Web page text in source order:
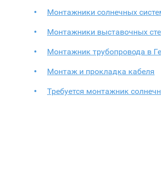
Монтажники солнечных
Монтажники выставочных
Монтажник трубопровода в
Монтаж и прокладка кабеля
Требуется монтажник